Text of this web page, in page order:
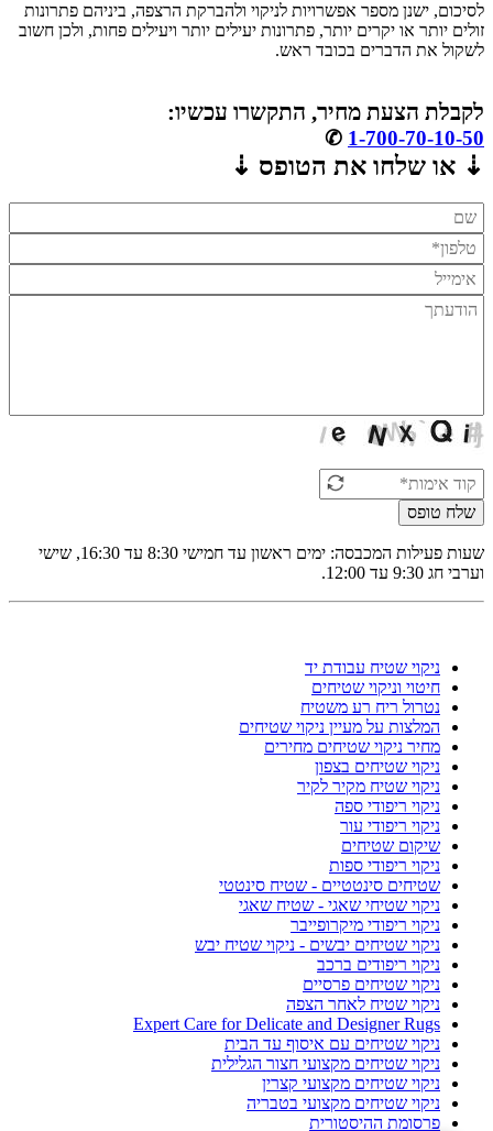
לסיכום, ישנן מספר אפשרויות לניקוי ולהברקת הרצפה, ביניהם פתרונות
זולים יותר או יקרים יותר, פתרונות יעילים יותר ויעילים פחות, ולכן חשוב
לשקול את הדברים בכובד ראש.
לקבלת הצעת מחיר, התקשרו עכשיו:
1-700-70-10-50
✆
⇣ או שלחו את הטופס ⇣
שלח טופס
שעות פעילות המכבסה: ימים ראשון עד חמישי 8:30 עד 16:30, שישי
וערבי חג 9:30 עד 12:00.
ניקוי שטיח עבודת יד
חיטוי וניקוי שטיחים
נטרול ריח רע משטיח
המלצות על מעיין ניקוי שטיחים
מחיר ניקוי שטיחים מחירים
ניקוי שטיחים בצפון
ניקוי שטיח מקיר לקיר
ניקוי ריפודי ספה
ניקוי ריפודי עור
שיקום שטיחים
ניקוי ריפודי ספות
שטיחים סינטטיים - שטיח סינטטי
ניקוי שטיחי שאגי - שטיח שאגי
ניקוי ריפודי מיקרופייבר
ניקוי שטיחים יבשים - ניקוי שטיח יבש
ניקוי ריפודים ברכב
ניקוי שטיחים פרסיים
ניקוי שטיח לאחר הצפה
Expert Care for Delicate and Designer Rugs
ניקוי שטיחים עם איסוף עד הבית
ניקוי שטיחים מקצועי חצור הגלילית
ניקוי שטיחים מקצועי קצרין
ניקוי שטיחים מקצועי בטבריה
פרסומת ההיסטורית